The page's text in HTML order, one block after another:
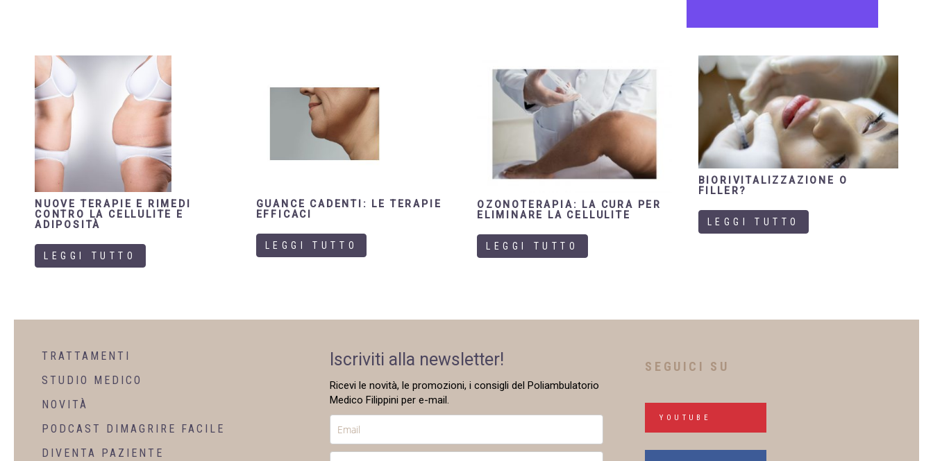
NUOVE TERAPIE E RIMEDI
CONTRO LA CELLULITE E
ADIPOSITÀ
LEGGI TUTTO
GUANCE CADENTI: LE TERAPIE
EFFICACI
LEGGI TUTTO
OZONOTERAPIA: LA CURA PER
ELIMINARE LA CELLULITE
LEGGI TUTTO
BIORIVITALIZZAZIONE O
FILLER?
LEGGI TUTTO
TRATTAMENTI
STUDIO MEDICO
NOVITÀ
PODCAST DIMAGRIRE FACILE
DIVENTA PAZIENTE
Iscriviti alla newsletter!
Ricevi le novità, le promozioni, i consigli del Poliambulatorio
Medico Filippini per e-mail.
SEGUICI SU
YOUTUBE